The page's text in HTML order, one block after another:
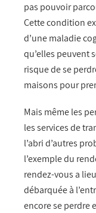
pas pouvoir
Cette condition
d’une maladie
qu’elles peuvent
risque de se
maisons pour
Mais même les
les services de
l’abri d’autres
l’exemple du
rendez-vous a
débarquée à
encore se perdre